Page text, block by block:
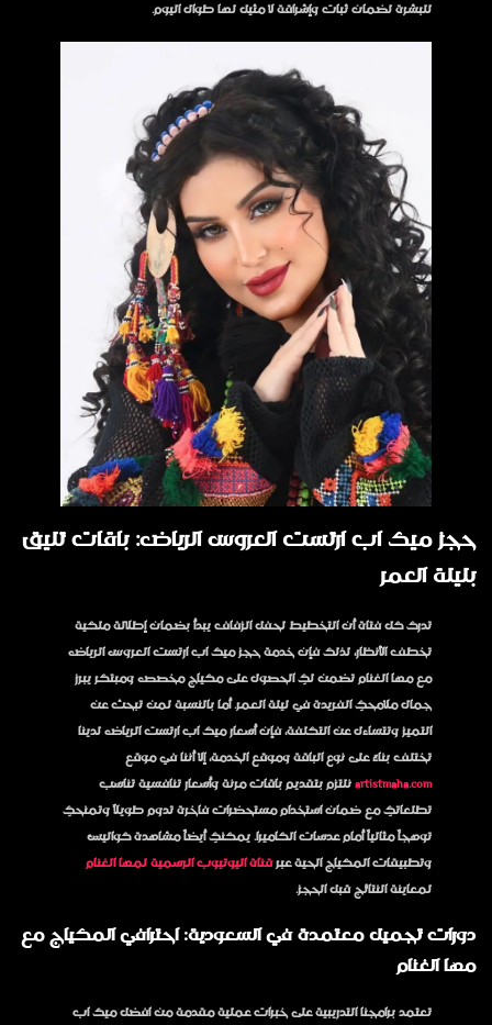
للبشرة لضمان ثبات وإشراقة لا مثيل لها طوال اليوم.
حجز ميك اب ارتست العروس الرياض: باقات تليق
بليلة العمر
تدرك كل فتاة أن التخطيط لحفل الزفاف يبدأ بضمان إطلالة ملكية
تخطف الأنظار، لذلك فإن خدمةحجز ميك اب ارتست العروس الرياض
مع مها الغنام تضمن لكِ الحصول على مكياج مخصص ومبتكر يبرز
جمال ملامحكِ الفريدة في ليلة العمر. أما بالنسبة لمن تبحث عن
التميز وتتساءل عن التكلفة، فإنأسعار ميك اب ارتست الرياضلدينا
تختلف بناءً على نوع الباقة وموقع الخدمة، إلا أننا في موقع
artistmaha.comنلتزم بتقديم باقات مرنة وأسعار تنافسية تناسب
تطلعاتكِ مع ضمان استخدام مستحضرات فاخرة تدوم طويلاً وتمنحكِ
توهجاً مثالياً أمام عدسات الكاميرا. يمكنكِ أيضاً مشاهدة كواليس
وتطبيقات المكياج الحية عبرقناة اليوتيوب الرسمية لمها الغنام
لمعاينة النتائج قبل الحجز.
دورات تجميل معتمدة في السعودية: احترافي المكياج مع
مها الغنام
تعتمد برامجنا التدريبية على خبرات عملية مقدمة منافضل ميك اب